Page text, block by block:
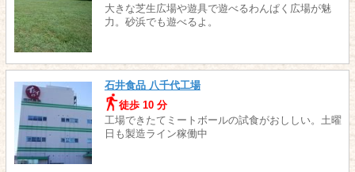
大きな芝生広場や遊具で遊べるわんぱく広場が魅
力。砂浜でも遊べるよ。
石井食品 八千代工場
徒歩 10 分
工場できたてミートボールの試食がおししい。土曜
日も製造ライン稼働中